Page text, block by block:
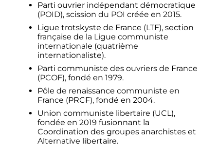
Parti ouvrier indépendant démocratique
(POID), scission du POI créée en 2015.
Ligue trotskyste de France (LTF), section
française de la Ligue communiste
internationale (quatrième
internationaliste).
Parti communiste des ouvriers de France
(PCOF), fondé en 1979.
Pôle de renaissance communiste en
France (PRCF), fondé en 2004.
Union communiste libertaire (UCL),
fondée en 2019 fusionnant la
Coordination des groupes anarchistes et
Alternative libertaire.